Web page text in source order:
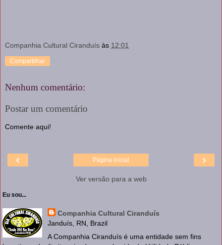
Companhia Cultural Ciranduís às 12:01
Compartilhar
Nenhum comentário:
Postar um comentário
Comente aqui!
‹ ›
Página inicial
Ver versão para a web
Eu sou...
Companhia Cultural Ciranduís
Janduís, RN, Brazil
A Companhia Ciranduís é uma entidade sem fins